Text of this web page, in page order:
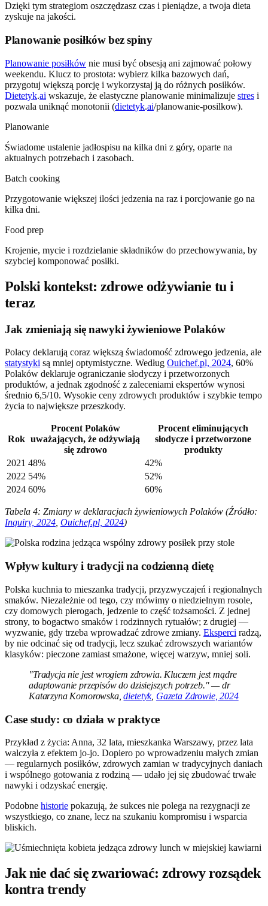
Dzięki tym strategiom oszczędzasz czas i pieniądze, a twoja dieta
zyskuje na jakości.
Planowanie posiłków bez spiny
Planowanie posiłków nie musi być obsesją ani zajmować połowy
weekendu. Klucz to prostota: wybierz kilka bazowych dań,
przygotuj większą porcję i wykorzystaj ją do różnych posiłków.
Dietetyk.ai wskazuje, że elastyczne planowanie minimalizuje stres i
pozwala uniknąć monotonii (dietetyk.ai/planowanie-posilkow).
Planowanie
Świadome ustalenie jadłospisu na kilka dni z góry, oparte na
aktualnych potrzebach i zasobach.
Batch cooking
Przygotowanie większej ilości jedzenia na raz i porcjowanie go na
kilka dni.
Food prep
Krojenie, mycie i rozdzielanie składników do przechowywania, by
szybciej komponować posiłki.
Polski kontekst: zdrowe odżywianie tu i
teraz
Jak zmieniają się nawyki żywieniowe Polaków
Polacy deklarują coraz większą świadomość zdrowego jedzenia, ale
statystyki są mniej optymistyczne. Według Ouichef.pl, 2024, 60%
Polaków deklaruje ograniczanie słodyczy i przetworzonych
produktów, a jednak zgodność z zaleceniami ekspertów wynosi
średnio 6,5/10. Wysokie ceny zdrowych produktów i szybkie tempo
życia to największe przeszkody.
Rok
Procent Polaków
uważających, że odżywiają
się zdrowo
Procent eliminujących
słodycze i przetworzone
produkty
2021 48%
42%
2022 54%
52%
2024 60% 60%
Tabela 4: Zmiany w deklaracjach żywieniowych Polaków (Źródło:
Inquiry, 2024, Ouichef.pl, 2024)
Wpływ kultury i tradycji na codzienną dietę
Polska kuchnia to mieszanka tradycji, przyzwyczajeń i regionalnych
smaków. Niezależnie od tego, czy mówimy o niedzielnym rosole,
czy domowych pierogach, jedzenie to część tożsamości. Z jednej
strony, to bogactwo smaków i rodzinnych rytuałów; z drugiej —
wyzwanie, gdy trzeba wprowadzać zdrowe zmiany. Eksperci radzą,
by nie odcinać się od tradycji, lecz szukać zdrowszych wariantów
klasyków: pieczone zamiast smażone, więcej warzyw, mniej soli.
"Tradycja nie jest wrogiem zdrowia. Kluczem jest mądre
adaptowanie przepisów do dzisiejszych potrzeb." — dr
Katarzyna Komorowska,dietetyk, Gazeta Zdrowie, 2024
Case study: co działa w praktyce
Przykład z życia: Anna, 32 lata, mieszkanka Warszawy, przez lata
walczyła z efektem jo-jo. Dopiero po wprowadzeniu małych zmian
— regularnych posiłków, zdrowych zamian w tradycyjnych daniach
i wspólnego gotowania z rodziną — udało jej się zbudować trwałe
nawyki i odzyskać energię.
Podobne historie pokazują, że sukces nie polega na rezygnacji ze
wszystkiego, co znane, lecz na szukaniu kompromisu i wsparcia
bliskich.
Jak nie dać się zwariować: zdrowy rozsądek
kontra trendy